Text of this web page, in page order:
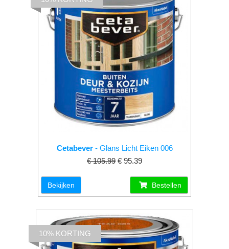
Cetabever- Glans Licht Eiken 006
€ 105.99 € 95.39
Bekijken Bestellen
10% KORTING